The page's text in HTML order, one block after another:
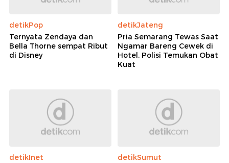
detikPop
Ternyata Zendaya dan
Bella Thorne sempat Ribut
di Disney
detikJateng
Pria Semarang Tewas Saat
Ngamar Bareng Cewek di
Hotel, Polisi Temukan Obat
Kuat
detikInet
detikSumut